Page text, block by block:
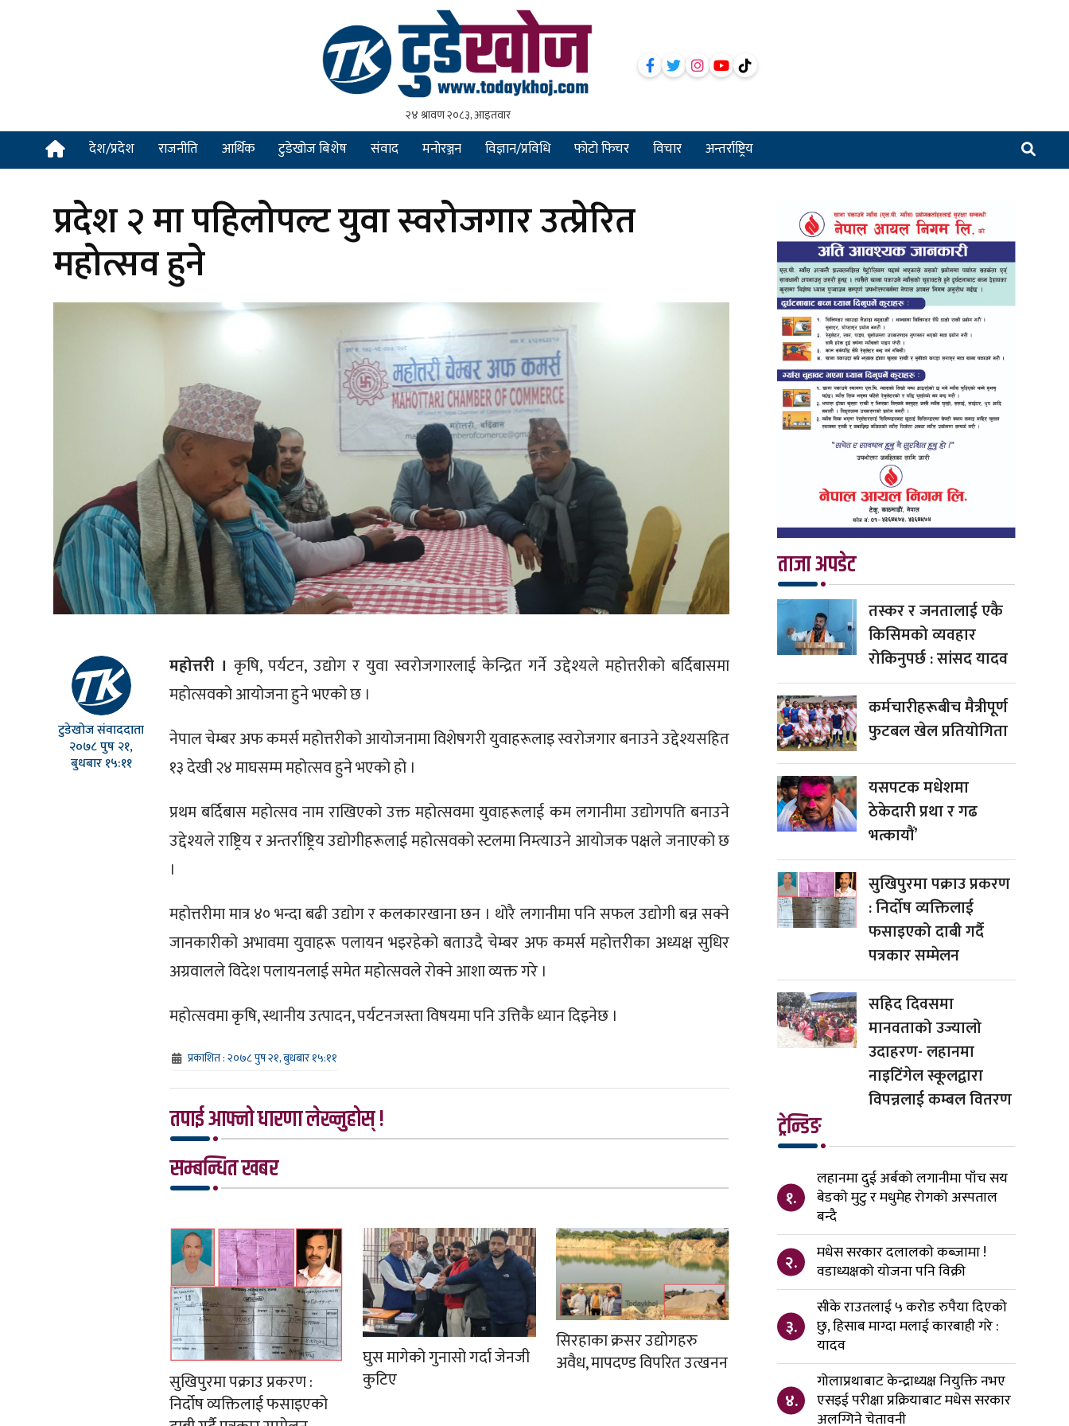
देश/प्रदेश राजनीति आर्थिक टुडेखोज बिशेष संवाद मनोरञ्जन विज्ञान/प्रविधि फोटो फिचर विचार अन्तर्राष्ट्रिय
प्रदेश २ मा पहिलोपल्ट युवा स्वरोजगार उत्प्रेरित
महोत्सव हुने
टुडेखोज संवाददाता
२०७८ पुष २१,
बुधबार १५:११
महोत्तरी । कृषि, पर्यटन, उद्योग र युवा स्वरोजगारलाई केन्द्रित गर्ने उद्देश्यले महोत्तरीको बर्दिबासमा
महोत्सवको आयोजना हुने भएको छ ।
नेपाल चेम्बर अफ कमर्स महोत्तरीको आयोजनामा विशेषगरी युवाहरूलाइ स्वरोजगार बनाउने उद्देश्यसहित
१३ देखी २४ माघसम्म महोत्सव हुने भएको हो ।
प्रथम बर्दिबास महोत्सव नाम राखिएको उक्त महोत्सवमा युवाहरूलाई कम लगानीमा उद्योगपति बनाउने
उद्देश्यले राष्ट्रिय र अन्तर्राष्ट्रिय उद्योगीहरूलाई महोत्सवको स्टलमा निम्त्याउने आयोजक पक्षले जनाएको छ
।
महोत्तरीमा मात्र ४० भन्दा बढी उद्योग र कलकारखाना छन । थोरै लगानीमा पनि सफल उद्योगी बन्न सक्ने
जानकारीको अभावमा युवाहरू पलायन भइरहेको बताउदै चेम्बर अफ कमर्स महोत्तरीका अध्यक्ष सुधिर
अग्रवालले विदेश पलायनलाई समेत महोत्सवले रोक्ने आशा व्यक्त गरे ।
महोत्सवमा कृषि, स्थानीय उत्पादन, पर्यटनजस्ता विषयमा पनि उत्तिकै ध्यान दिइनेछ ।
प्रकाशित : २०७८ पुष २१, बुधबार १५:११
तपाई आफ्नो धारणा लेख्नुहोस् !
सम्बन्धित खबर
सुखिपुरमा पक्राउ प्रकरण :
निर्दोष व्यक्तिलाई फसाइएको
घुस मागेको गुनासो गर्दा जेनजी
कुटिए
सिरहाका क्रसर उद्योगहरु
अवैध, मापदण्ड विपरित उत्खनन
ताजा अपडेट
तस्कर र जनतालाई एकै
किसिमको व्यवहार
रोकिनुपर्छ : सांसद यादव
कर्मचारीहरूबीच मैत्रीपूर्ण
फुटबल खेल प्रतियोगिता
यसपटक मधेशमा
ठेकेदारी प्रथा र गढ
भत्कायौं’
सुखिपुरमा पक्राउ प्रकरण
: निर्दोष व्यक्तिलाई
फसाइएको दाबी गर्दै
पत्रकार सम्मेलन
सहिद दिवसमा
मानवताको उज्यालो
उदाहरण- लहानमा
नाइटिंगेल स्कूलद्वारा
विपन्नलाई कम्बल वितरण
ट्रेन्डिङ
१.
लहानमा दुई अर्बको लगानीमा पाँच सय
बेडको मुटु र मधुमेह रोगको अस्पताल
बन्दै
२.
मधेस सरकार दलालको कब्जामा !
वडाध्यक्षको योजना पनि विक्री
३.
सीके राउतलाई ५ करोड रुपैया दिएको
छु, हिसाब माग्दा मलाई कारबाही गरे :
यादव
४.
गोलाप्रथाबाट केन्द्राध्यक्ष नियुक्ति नभए
एसइई परीक्षा प्रक्रियाबाट मधेस सरकार
अलग्गिने चेतावनी